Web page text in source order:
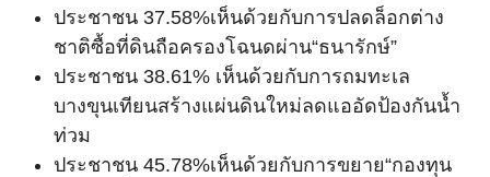
ประชาชน 37.58%เห็นด้วยกับการปลดล็อกต่าง
ชาติซื้อที่ดินถือครองโฉนดผ่าน“ธนารักษ์”
ประชาชน 38.61% เห็นด้วยกับการถมทะเล
บางขุนเทียนสร้างแผ่นดินใหม่ลดแออัดป้องกันน้ำ
ท่วม
ประชาชน 45.78%เห็นด้วยกับการขยาย“กองทุน